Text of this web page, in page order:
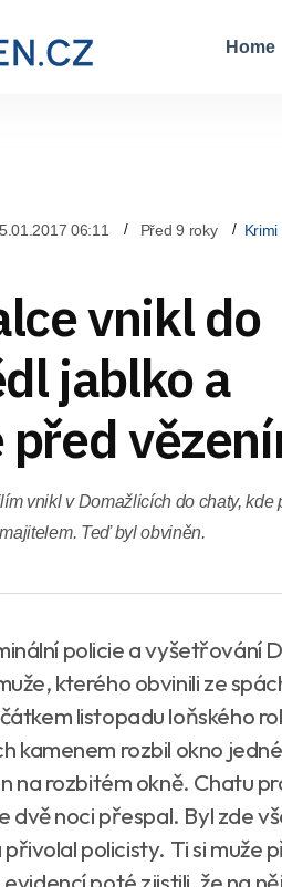
Home
06:11 Před 9 roky Krimi
vnikl do
jablko a
vnikl v Domažlicích do chaty, kde
Teď byl obviněn.
policie a vyšetřování
kterého obvinili ze
listopadu loňského
kamenem rozbil okno
na rozbitém okně. Chatu
dvě noci přespal. Byl zde
policisty. Ti si muže